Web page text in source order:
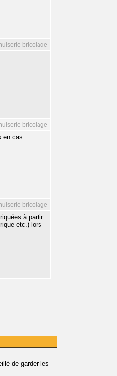
bricolage
bricolage
en cas
bricolage
à partir
etc.) lors
de garder les